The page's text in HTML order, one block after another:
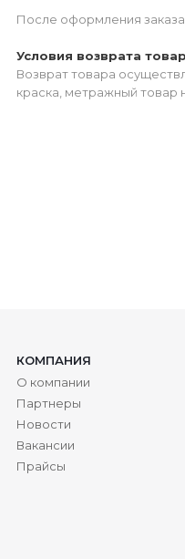
После оформления
Условия возврата
Возврат товара
краска, метражный товар
КОМПАНИЯ
О компании
Партнеры
Новости
Вакансии
Прайсы